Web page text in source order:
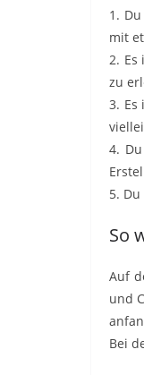
1.
mit
2. Es
zu
3. Es
4.
5.
So
Auf
und
Bei